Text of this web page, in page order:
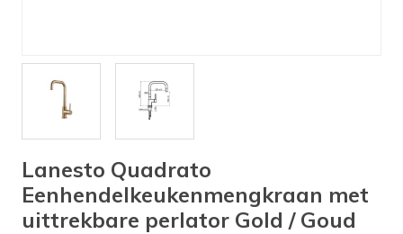
Wastafels
$$$ ACTIES $$$
Lanesto Quadrato
Eenhendelkeukenmengkraan met
uittrekbare perlator Gold / Goud